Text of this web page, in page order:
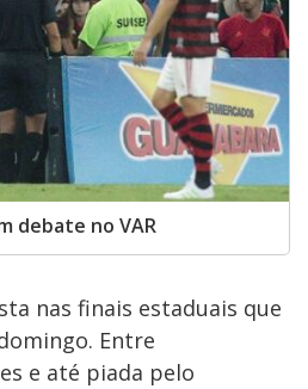
debate no VAR
nas finais estaduais que
Entre
e até piada pelo